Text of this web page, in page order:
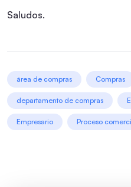
Saludos.
área de compras Compras
departamento de compras
Empresario Proceso